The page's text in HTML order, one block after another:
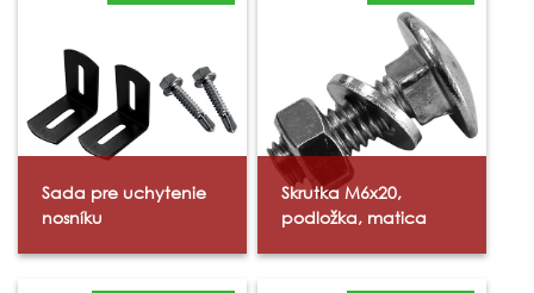
Sada pre uchytenie
nosníku
Skrutka M6x20,
podložka, matica